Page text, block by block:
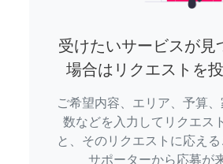
受けたいサービスが見
場合はリクエストを
ご希望内容、エリア、予算
数などを入力してリクエス
と、そのリクエストに応え
サポーターから応募が